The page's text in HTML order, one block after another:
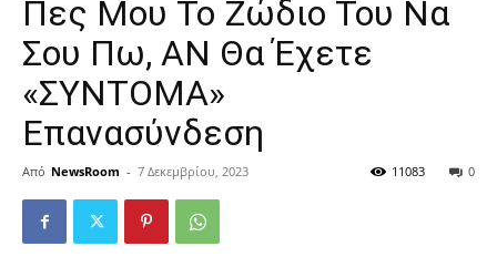
Πες Μoυ Το Ζώδιο Toυ Να
Σου Πω, AN Θα Έχετε
«ΣYNTOMA»
Επαvασύvδεση
Από NewsRoom - 7 Δεκεμβρίου, 2023 0
11083